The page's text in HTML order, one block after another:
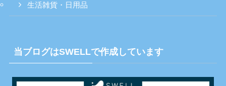
生活雑貨・日用品
当ブログはSWELLで作成しています